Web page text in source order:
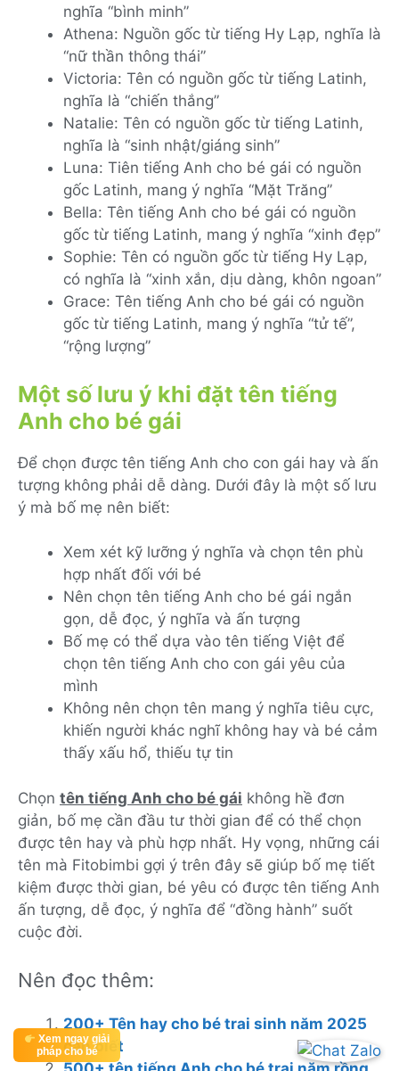
nghĩa “bình minh”
Athena: Nguồn gốc từ tiếng Hy Lạp, nghĩa là
“nữ thần thông thái”
Victoria: Tên có nguồn gốc từ tiếng Latinh,
nghĩa là “chiến thắng”
Natalie: Tên có nguồn gốc từ tiếng Latinh,
nghĩa là “sinh nhật/giáng sinh”
Luna: Tiên tiếng Anh cho bé gái có nguồn
gốc Latinh, mang ý nghĩa “Mặt Trăng”
Bella: Tên tiếng Anh cho bé gái có nguồn
gốc từ tiếng Latinh, mang ý nghĩa “xinh đẹp”
Sophie: Tên có nguồn gốc từ tiếng Hy Lạp,
có nghĩa là “xinh xắn, dịu dàng, khôn ngoan”
Grace: Tên tiếng Anh cho bé gái có nguồn
gốc từ tiếng Latinh, mang ý nghĩa “tử tế”,
“rộng lượng”
Một số lưu ý khi đặt tên tiếng
Anh cho bé gái
Để chọn được tên tiếng Anh cho con gái hay và ấn
tượng không phải dễ dàng. Dưới đây là một số lưu
ý mà bố mẹ nên biết:
Xem xét kỹ lưỡng ý nghĩa và chọn tên phù
hợp nhất đối với bé
Nên chọn tên tiếng Anh cho bé gái ngắn
gọn, dễ đọc, ý nghĩa và ấn tượng
Bố mẹ có thể dựa vào tên tiếng Việt để
chọn tên tiếng Anh cho con gái yêu của
mình
Không nên chọn tên mang ý nghĩa tiêu cực,
khiến người khác nghĩ không hay và bé cảm
thấy xấu hổ, thiếu tự tin
Chọn tên tiếng Anh cho bé gái không hề đơn
giản, bố mẹ cần đầu tư thời gian để có thể chọn
được tên hay và phù hợp nhất. Hy vọng, những cái
tên mà Fitobimbi gợi ý trên đây sẽ giúp bố mẹ tiết
kiệm được thời gian, bé yêu có được tên tiếng Anh
ấn tượng, dễ đọc, ý nghĩa để “đồng hành” suốt
cuộc đời.
Nên đọc thêm:
200+ Tên hay cho bé trai sinh năm 2025
cần biết
Xem ngay giải
pháp cho bé